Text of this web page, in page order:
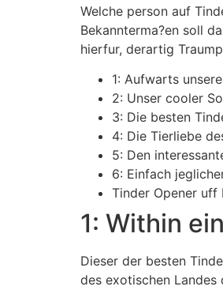
Welche person auf
Bekannterma?en soll
hierfur, derartig
1: Aufwarts
2: Unser cooler
3: Die besten
4: Die Tierliebe
5: Den
6: Einfach
Tinder Opener uff
1: Within
Dieser der besten
des exotischen Landes